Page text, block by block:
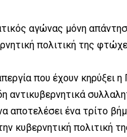
αγώνας μόνη
πολιτική της
που έχουν κηρύξει η
αντικυβερνητικά
αποτελέσει ένα τρίτο
κυβερνητική πολιτική